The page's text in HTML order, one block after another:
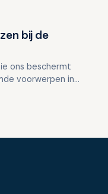
bij de
ons beschermt
voorwerpen in